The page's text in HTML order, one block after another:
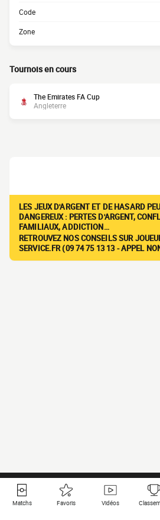
Code
Zone
Tournois en cours
The Emirates FA Cup
Angleterre
LES JEUX D'ARGENT ET DE HASARD
DANGEREUX : PERTES D'ARGENT,
FAMILIAUX, ADDICTION…
RETROUVEZ NOS CONSEILS SUR
SERVICE.FR (09 74 75 13 13 - APPEL
Matchs Favoris Vidéos